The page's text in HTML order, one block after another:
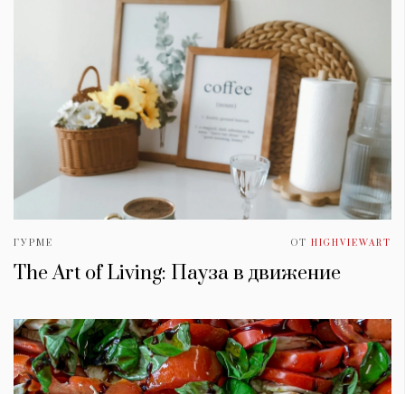
ГУРМЕ ОТ HIGHVIEWART
The Art of Living: Пауза в движение